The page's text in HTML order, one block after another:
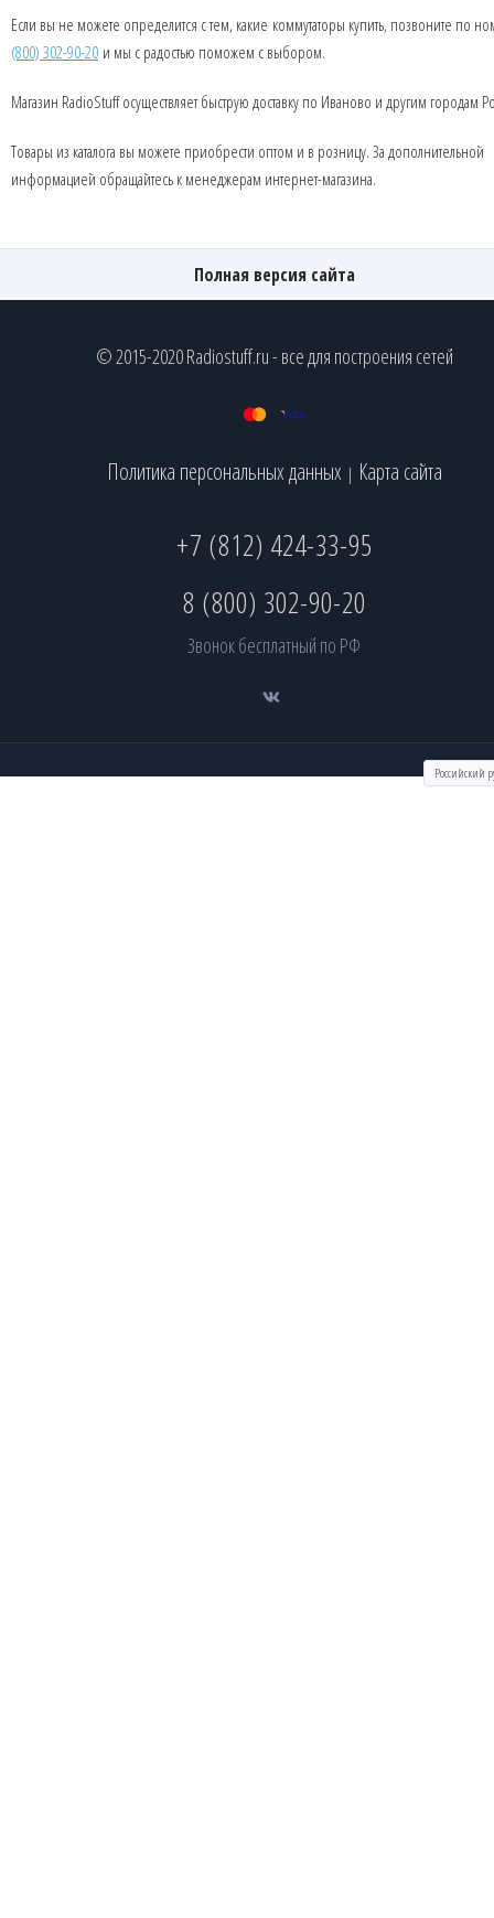
Если вы не можете определится с тем, какие коммутаторы купить, позвоните по
(800) 302-90-20 и мы с радостью поможем с выбором.
Магазин RadioStuff осуществляет быструю доставку по Иваново и другим городам
Товары из каталога вы можете приобрести оптом и в розницу. За дополнительной
информацией обращайтесь к менеджерам интернет-магазина.
Полная версия сайта
© 2015-2020 Radiostuff.ru - все для построения сетей
Политика персональных данных | Карта сайта
+7 (812) 424-33-95
8 (800) 302-90-20
Звонок бесплатный по РФ